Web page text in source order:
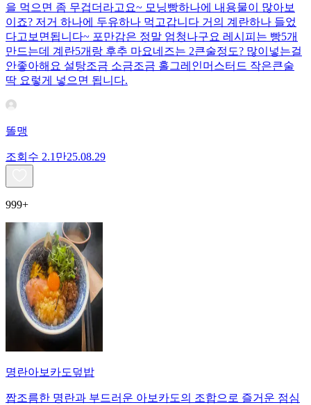
을 먹으면 좀 무겁더라고요~ 모닝빵하나에 내용물이 많아보
이죠? 저거 하나에 두유하나 먹고갑니다 거의 계란하나 들었
다고보면됩니다~ 포만감은 정말 엄청나구요 레시피는 빵5개
만드는데 계란5개랑 후추 마요네즈는 2큰술정도? 많이넣는걸
안좋아해요 설탕조금 소금조금 홀그레인머스터드 작은큰술
딱 요렇게 넣으면 됩니다.
똘맹
조회수 2.1만25.08.29
999+
명란아보카도덮밥
짭조름한 명란과 부드러운 아보카도의 조합으로 즐거운 점심